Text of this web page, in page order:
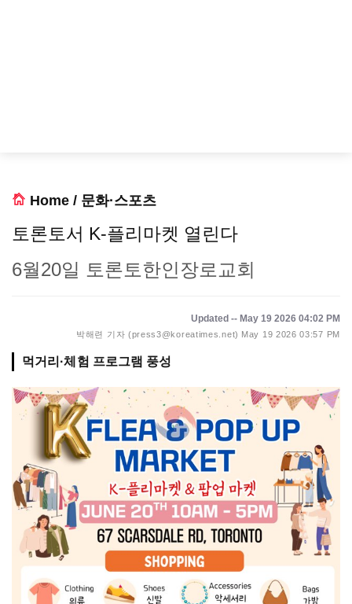
Home / 문화·스포츠
토론토서 K-플리마켓 열린다
6월20일 토론토한인장로교회
Updated -- May 19 2026 04:02 PM
박해련 기자 (press3@koreatimes.net) May 19 2026 03:57 PM
먹거리·체험 프로그램 풍성